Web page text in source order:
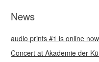
News
audio prints #1 is online now
Concert at Akademie der